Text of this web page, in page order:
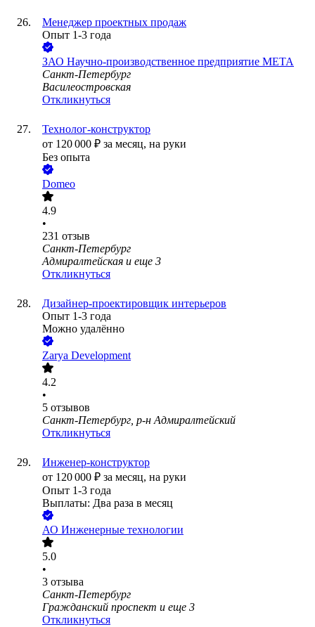
Менеджер проектных продаж
Опыт 1-3 года
ЗАО Научно-производственное предприятие МЕТА
Санкт-Петербург
Василеостровская
Откликнуться
Технолог-конструктор
от 120 000 ₽ за месяц, на руки
Без опыта
Domeo
4.9
•
231 отзыв
Санкт-Петербург
Адмиралтейская и еще 3
Откликнуться
Дизайнер-проектировщик интерьеров
Опыт 1-3 года
Можно удалённо
Zarya Development
4.2
•
5 отзывов
Санкт-Петербург, р-н Адмиралтейский
Откликнуться
Инженер-конструктор
от 120 000 ₽ за месяц, на руки
Опыт 1-3 года
Выплаты: Два раза в месяц
АО Инженерные технологии
5.0
•
3 отзыва
Санкт-Петербург
Гражданский проспект и еще 3
Откликнуться